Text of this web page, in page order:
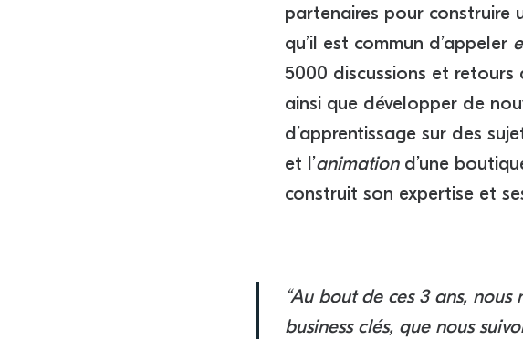
partenaires pour construire
qu’il est commun d’appeler
5000 discussions et retours
ainsi que développer de
d’apprentissage sur des
et l’animationd’une
construit son expertise et
“Au bout de ces 3 ans,
business clés, que nous